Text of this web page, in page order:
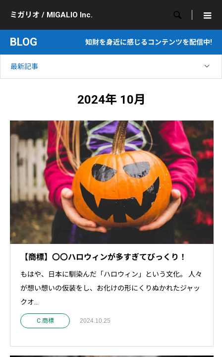
ミガリオ / MIGALIO Inc. 
BLOG 知財を身近に感じるコンテンツを配信中!
最新記事
2024年 10月
【商標】〇〇ハロウィンが多すぎてびっくり！
もはや、日本に馴染んだ「ハロウィン」という文化。 人々
が想い想いの仮装をし、お化けの形にくりぬかれたジャッ
クオ...
C.商標 2024.10.25